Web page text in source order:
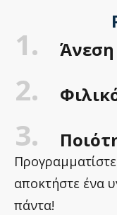
1. Άνεση
2.
3.
αποκτήστε ένα
πάντα!